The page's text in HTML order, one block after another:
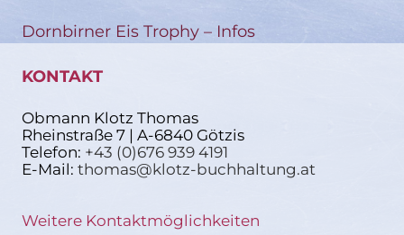
Dornbirner Eis Trophy – Infos
KONTAKT
Obmann Klotz Thomas
Rheinstraße 7 | A-6840 Götzis
Telefon: +43 (0)676 939 4191
E-Mail: thomas@klotz-buchhaltung.at
Weitere Kontaktmöglichkeiten